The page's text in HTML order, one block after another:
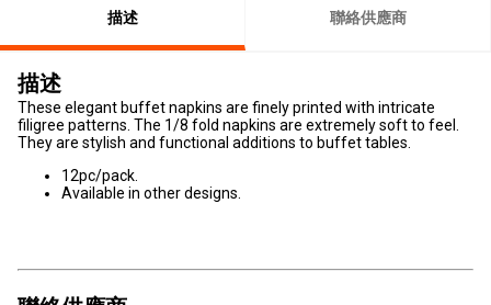
描述 聯絡供應商
描述
These elegant buffet napkins are finely printed with intricate
filigree patterns. The 1/8 fold napkins are extremely soft to feel.
They are stylish and functional additions to buffet tables.
12pc/pack.
Available in other designs.